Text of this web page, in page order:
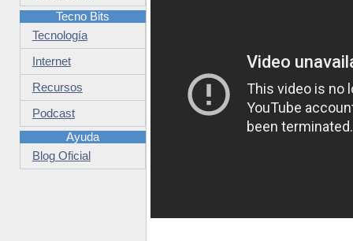
Tecno Bits
Tecnología
Internet
Recursos
Podcast
Ayuda
Blog Oficial